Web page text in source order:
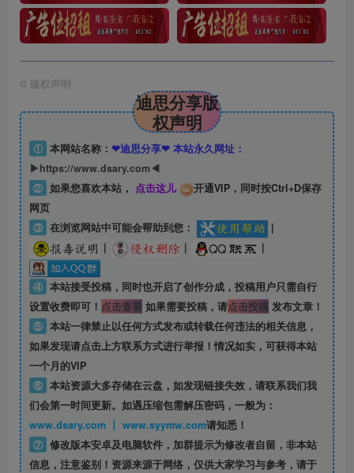
© 版权声明
迪思分享版
权声明
① 本网站名称： ❤迪思分享❤ 本站永久网址：
▶https://www.dsary.com◀
② 如果您喜欢本站， 点击这儿
开通VIP，同时按Ctrl+D保存
网页
③ 在浏览网站中可能会帮助到您：
|
|
| |
④ 本站接受投稿，同时也开启了创作分成，投稿用户只需自行
设置收费即可！ 点击查看如果需要投稿，请点击投稿发布文章！
⑤ 本站一律禁止以任何方式发布或转载任何违法的相关信息，
如果发现请点击上方联系方式进行举报！情况如实，可获得本站
一个月的VIP
⑥ 本站资源大多存储在云盘，如发现链接失效，请联系我们我
们会第一时间更新。如遇压缩包需解压密码，一般为：
www.dsary.com 丨 www.syymw.com请知悉！
⑦ 修改版本安卓及电脑软件，加群提示为修改者自留， 非本站
信息，注意鉴别！资源来源于网络，仅供大家学习与参考，请于